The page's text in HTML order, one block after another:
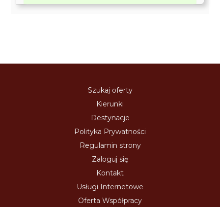
Szukaj oferty
Kierunki
Destynacje
Polityka Prywatności
Regulamin strony
Zaloguj się
Kontakt
Usługi Internetowe
Oferta Współpracy